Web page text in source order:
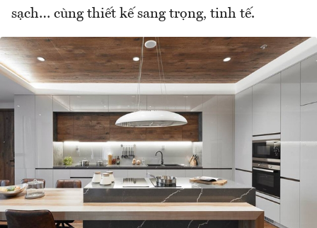
sạch… cùng thiết kế sang trọng, tinh tế.